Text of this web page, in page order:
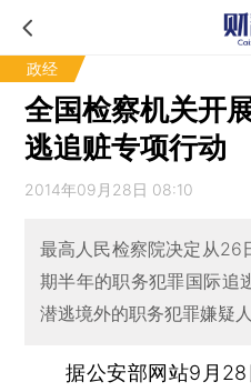
政经
全国检察机关开
逃追赃专项行动
2014年09月28日 08:10
最高人民检察院决定从26
期半年的职务犯罪国际追
潜逃境外的职务犯罪嫌疑人
据公安部网站9月28